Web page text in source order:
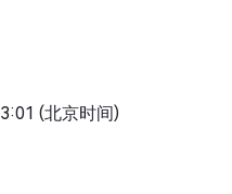
(北京时间)